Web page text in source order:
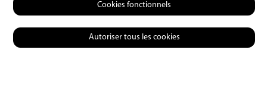
Cookies fonctionnels
Autoriser tous les cookies